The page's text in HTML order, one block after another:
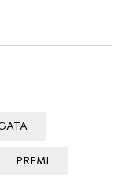
PREMI